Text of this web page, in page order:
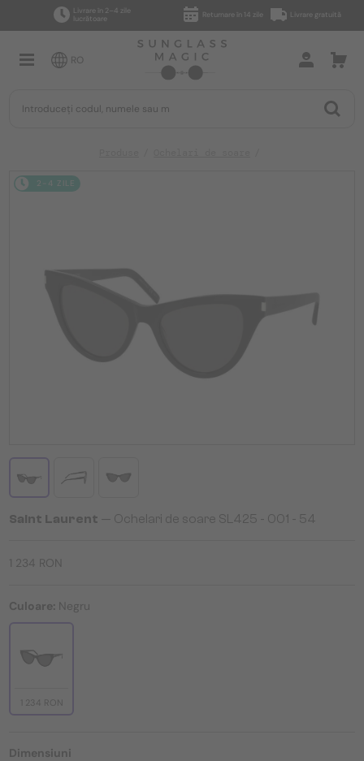
Livrare în 2–4 zile
lucrătoare
Returnare în 14 zile Livrare gratuită
RO
2-4 ZILE
Saint Laurent — Ochelari de soare SL425 - 001 - 54
1 234 RON
Culoare: Negru
1 234 RON
Dimensiuni